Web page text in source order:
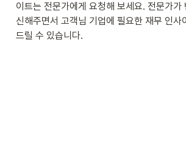
이트는 전문가에게 요청해 보세요. 전문가가
신해주면서 고객님 기업에 필요한 재무 인사
드릴 수 있습니다.